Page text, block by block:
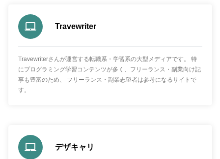
Travewriter
Travewriterさんが運営する転職系・学習系の大型メディアです。 特
にプログラミング学習コンテンツが多く、フリーランス・副業向け記
事も豊富のため、 フリーランス・副業志望者は参考になるサイトで
す。
デザキャリ